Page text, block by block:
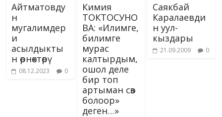
Айтматовду
н
мугалимдер
и
асылдыкты
н өрнөктөрү
08.12.2023 0
Кимия
ТОКТОСУНО
ВА: «Илимге,
билимге
мурас
калтырдым,
ошол деле
бир топ
артыман сөз
болоор»
деген…»
Саякбай
Каралаевди
н уул-
кыздары
21.09.2009 0